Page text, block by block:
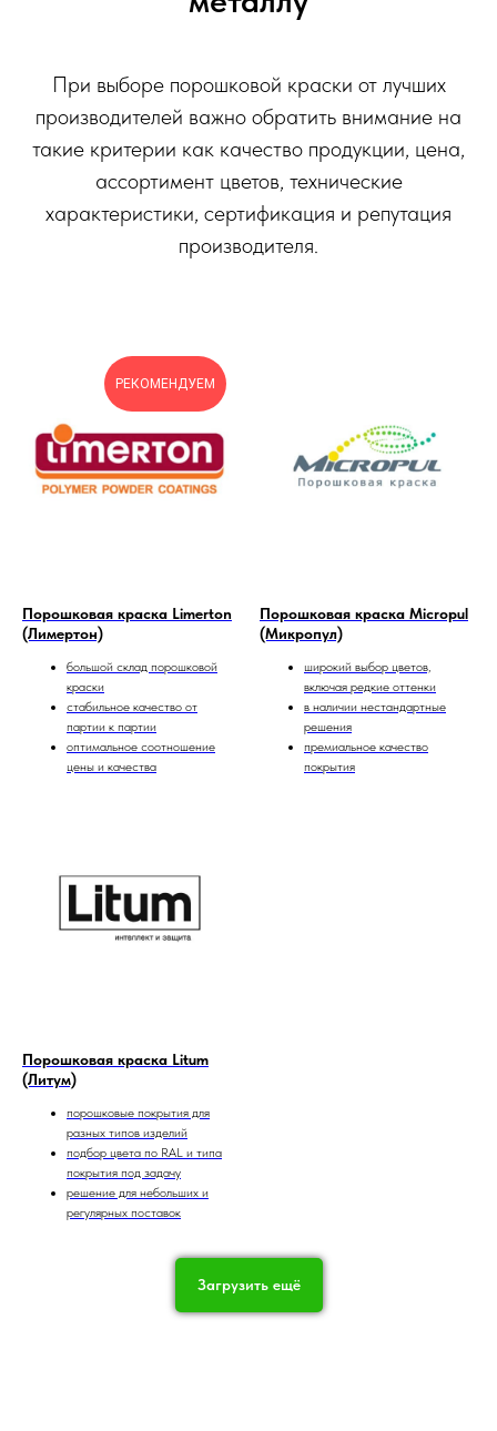
При выборе порошковой краски от лучших
производителей важно обратить внимание на
такие критерии как качество продукции, цена,
ассортимент цветов, технические
характеристики, сертификация и репутация
производителя.
РЕКОМЕНДУЕМ
Порошковая краска Limerton
(Лимертон)
большой склад порошковой
краски
стабильное качество от
партии к партии
оптимальное соотношение
цены и качества
Порошковая краска Micropul
(Микропул)
широкий выбор цветов,
включая редкие оттенки
в наличии нестандартные
решения
премиальное качество
покрытия
Порошковая краска Litum
(Литум)
порошковые покрытия для
разных типов изделий
подбор цвета по RAL и типа
покрытия под задачу
решение для небольших и
регулярных поставок
Загрузить ещё